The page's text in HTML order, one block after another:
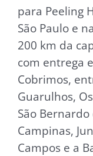
para Peeling
São Paulo e
200 km da
com entrega
Cobrimos,
Guarulhos,
São
Campinas,
Campos e a